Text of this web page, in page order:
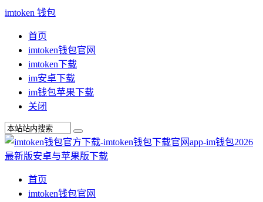
imtoken 钱包
首页
imtoken钱包官网
imtoken下载
im安卓下载
im钱包苹果下载
关闭
首页
imtoken钱包官网